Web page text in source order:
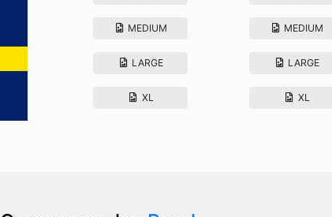
MEDIUM
LARGE
XL
MEDIUM
LARGE
XL